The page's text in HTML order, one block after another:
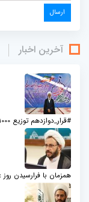
آخرین اخبار
#قرار_دوازدهم توزیع 1000 بسته معیشتی دراوقاف یزد
همزمان با فرارسیدن